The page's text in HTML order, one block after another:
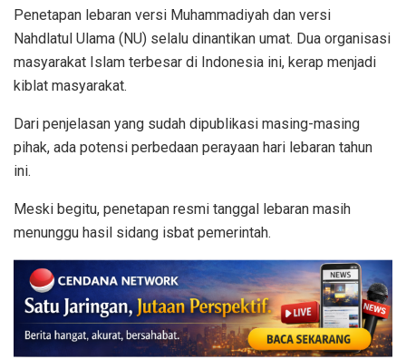
Penetapan lebaran versi Muhammadiyah dan versi
Nahdlatul Ulama (NU) selalu dinantikan umat. Dua organisasi
masyarakat Islam terbesar di Indonesia ini, kerap menjadi
kiblat masyarakat.
Dari penjelasan yang sudah dipublikasi masing-masing
pihak, ada potensi perbedaan perayaan hari lebaran tahun
ini.
Meski begitu, penetapan resmi tanggal lebaran masih
menunggu hasil sidang isbat pemerintah.